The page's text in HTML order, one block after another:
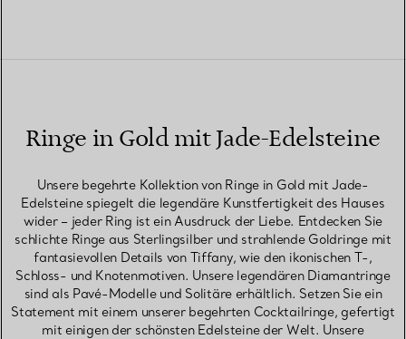
Ringe in Gold mit Jade-Edelsteine
Unsere begehrte Kollektion von Ringe in Gold mit Jade-
Edelsteine spiegelt die legendäre Kunstfertigkeit des Hauses
wider – jeder Ring ist ein Ausdruck der Liebe. Entdecken Sie
schlichte Ringe aus Sterlingsilber und strahlende Goldringe mit
fantasievollen Details von Tiffany, wie den ikonischen T-,
Schloss- und Knotenmotiven. Unsere legendären Diamantringe
sind als Pavé-Modelle und Solitäre erhältlich. Setzen Sie ein
Statement mit einem unserer begehrten Cocktailringe, gefertigt
mit einigen der schönsten Edelsteine der Welt. Unsere